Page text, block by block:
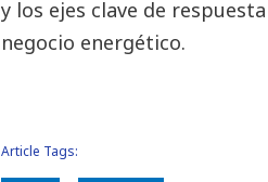
y los ejes clave de
negocio energético.
Article Tags: